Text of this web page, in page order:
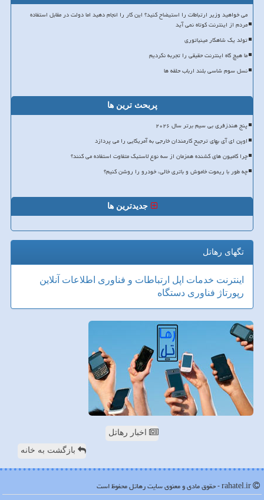
می خواهید وزیر ارتباطات را استیضاح کنید؟ این کار را انجام دهید اما دولت در مقابل استفاده
مردم از اینترنت کوتاه نمی آید
تولد یک شاهکار مینیاتوری
ما هیچ گاه اینترنت حقیقی را تجربه نکردیم
نسل سوم شاسی بلند ارباب حلقه ها
پربحث ترین ها
پنج هندزفری بی سیم برتر سال ۲۰۲۶
اوپن ای آی بهای ترجیح کارمندان خارجی به آمریکایی را می پردازد
چرا کامیون های کشنده همزمان از سه نوع لاستیک متفاوت استفاده می کنند؟
چه طور با ریموت خاموش و باتری خالی، خودرو را روشن کنیم؟
جدیدترین ها
تگهای رهاتل
اینترنت خدمات اپل ارتباطات و فناوری اطلاعات آنلاین
رپورتاژ فناوری دستگاه
اخبار رهاتل
بازگشت به خانه